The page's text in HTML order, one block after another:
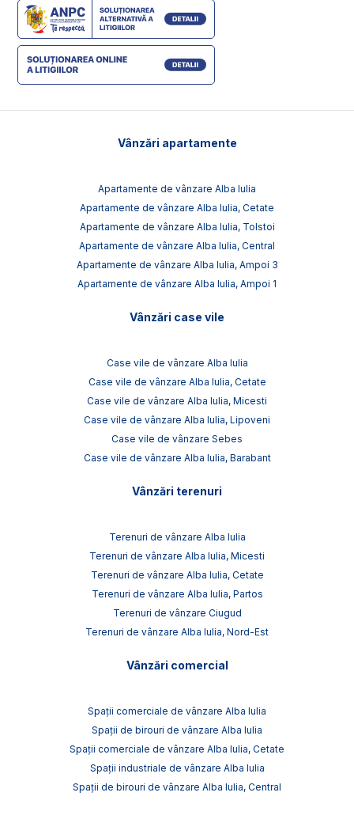
Vânzări apartamente
Apartamente de vânzare Alba Iulia
Apartamente de vânzare Alba Iulia, Cetate
Apartamente de vânzare Alba Iulia, Tolstoi
Apartamente de vânzare Alba Iulia, Central
Apartamente de vânzare Alba Iulia, Ampoi 3
Apartamente de vânzare Alba Iulia, Ampoi 1
Vânzări case vile
Case vile de vânzare Alba Iulia
Case vile de vânzare Alba Iulia, Cetate
Case vile de vânzare Alba Iulia, Micesti
Case vile de vânzare Alba Iulia, Lipoveni
Case vile de vânzare Sebes
Case vile de vânzare Alba Iulia, Barabant
Vânzări terenuri
Terenuri de vânzare Alba Iulia
Terenuri de vânzare Alba Iulia, Micesti
Terenuri de vânzare Alba Iulia, Cetate
Terenuri de vânzare Alba Iulia, Partos
Terenuri de vânzare Ciugud
Terenuri de vânzare Alba Iulia, Nord-Est
Vânzări comercial
Spații comerciale de vânzare Alba Iulia
Spații de birouri de vânzare Alba Iulia
Spații comerciale de vânzare Alba Iulia, Cetate
Spații industriale de vânzare Alba Iulia
Spații de birouri de vânzare Alba Iulia, Central